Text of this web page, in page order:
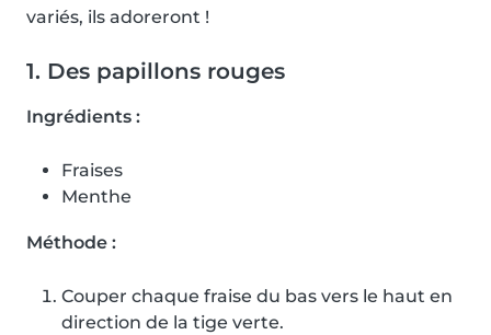
variés, ils adoreront !
1. Des papillons rouges
Ingrédients :
Fraises
Menthe
Méthode :
Couper chaque fraise du bas vers le haut en
direction de la tige verte.